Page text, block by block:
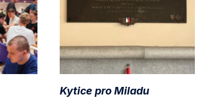
Kytice pro Miladu